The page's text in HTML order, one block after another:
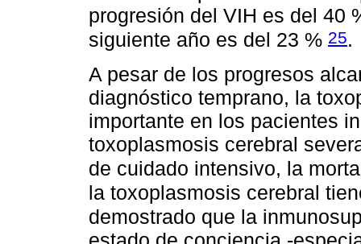
progresión del VIH es del 40
siguiente año es del 23 % 25.
A pesar de los progresos
diagnóstico temprano, la
importante en los pacientes
toxoplasmosis cerebral
de cuidado intensivo, la
la toxoplasmosis cerebral
demostrado que la